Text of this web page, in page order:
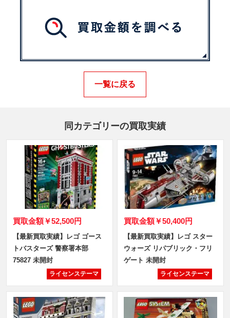
一覧に戻る
同カテゴリーの買取実績
買取金額￥52,500円
【最新買取実績】レゴ ゴース
トバスターズ 警察署本部
75827 未開封
ライセンステーマ
買取金額￥50,400円
【最新買取実績】レゴ スター
ウォーズ リパブリック・フリ
ゲート 未開封
ライセンステーマ